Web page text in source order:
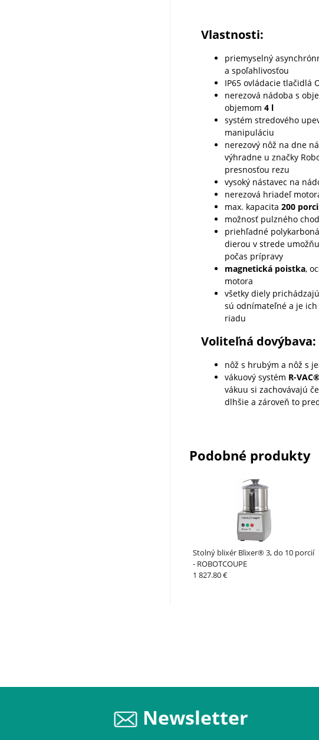
Vlastnosti:
priemyselný
a spoľahlivosťou
IP65 ovládacie tlačidlá
nerezová nádoba s
objemom 4l
systém stredového
manipuláciu
nerezový nôž na dne
výhradne u značky
presnosťou rezu
vysoký nástavec na
nerezová hriadeľ
max. kapacita 200
možnosť pulzného
priehľadné
dierou v strede
počas prípravy
magnetická poistka,
motora
všetky diely
sú odnímateľné a je
riadu
Voliteľná dovýbava:
nôž s hrubým a nôž s
vákuový systém R-VAC®
vákuu si zachovávajú
dlhšie a zároveň to
Podobné produkty
Stolný blixér Blixer® 3, do 10 porcií
- ROBOTCOUPE
1 827.80 €
Newsletter